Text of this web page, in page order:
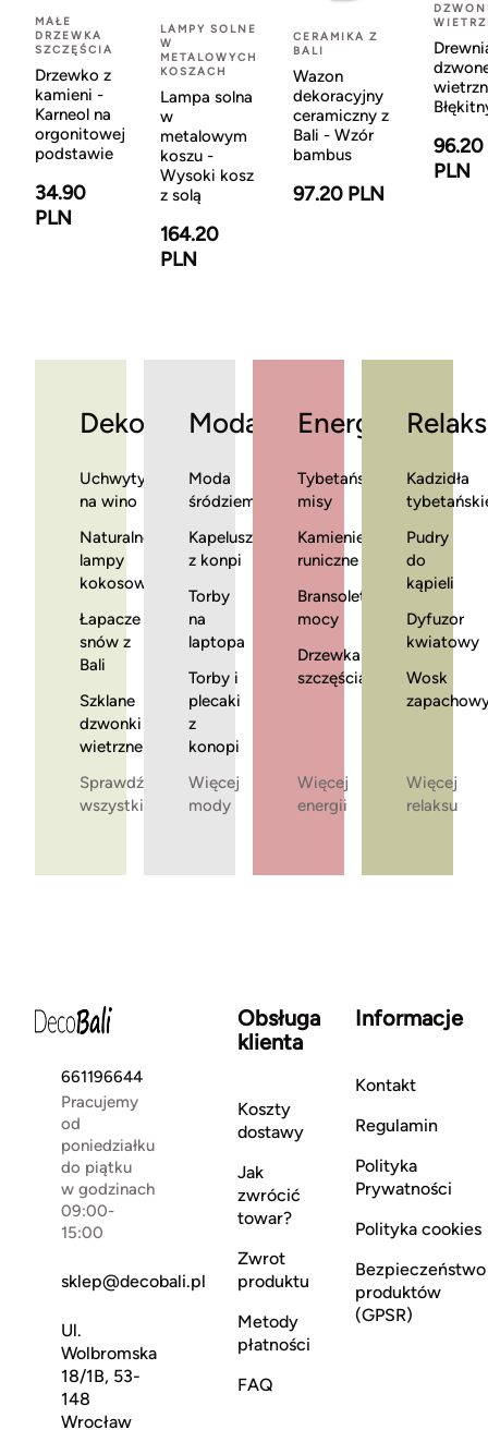
MAŁE
DRZEWKA
SZCZĘŚCIA
Drzewko z
kamieni -
Karneol na
orgonitowej
podstawie
34.90
PLN
LAMPY SOLNE
W
METALOWYCH
KOSZACH
Lampa solna
w
metalowym
koszu -
Wysoki kosz
z solą
164.20
PLN
CERAMIKA Z
BALI
Wazon
dekoracyjny
ceramiczny z
Bali - Wzór
bambus
97.20 PLN
96.20
PLN
Dekoracje
Uchwyty
na wino
Naturalne
lampy
kokosowe
Łapacze
snów z
Bali
Szklane
dzwonki
wietrzne
Sprawdź
wszystkie
Moda
Moda
śródziemnomorska
Kapelusze
z konpi
Torby
na
laptopa
Torby i
plecaki
z
konopi
Więcej
mody
Energia
Tybetańskie
misy
Kamienie
runiczne
Bransoletki
mocy
Drzewka
szczęścia
Więcej
energii
Relaks
Kadzidła
Pudry
do
kąpieli
Dyfuzor
kwiatowy
Wosk
Więcej
relaksu
661196644
Pracujemy
od
poniedziałku
do piątku
w godzinach
09:00-
15:00
sklep@decobali.pl
Ul.
Wolbromska
18/1B, 53-
148
Wrocław
Obsługa
klienta
Koszty
dostawy
Jak
zwrócić
towar?
Zwrot
produktu
Metody
płatności
FAQ
Informacje
Kontakt
Regulamin
Polityka
Prywatności
Polityka cookies
Bezpieczeństwo
produktów
(GPSR)